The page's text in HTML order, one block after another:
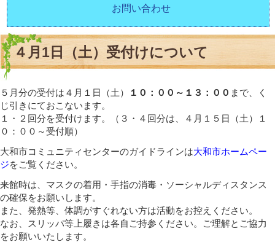
お問い合わせ
４月1日（土）受付けについて
５月分の受付は４月１日（土） １０：００～１３：００ まで、く
じ引きにておこないます。
１・２回分を受付けます。（３・４回分は、４月１５日（土）１
０：００～受付順）
大和市コミュニティセンターのガイドラインは大和市ホームペー
ジをご覧ください。
来館時は、マスクの着用・手指の消毒・ソーシャルディスタンス
の確保をお願いします。
また、発熱等、体調がすぐれない方は活動をお控えください。
なお、スリッパ等上履きは各自ご持参ください。ご理解とご協力
をお願いいたします。